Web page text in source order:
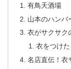
有鳥天酒場
山本のハン
衣がサクサク
衣をつけ
名店直伝！衣